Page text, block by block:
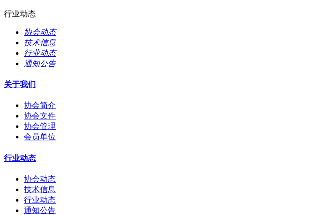
行业动态
协会动态
技术信息
行业动态
通知公告
关于我们
协会简介
协会文件
协会管理
会员单位
行业动态
协会动态
技术信息
行业动态
通知公告